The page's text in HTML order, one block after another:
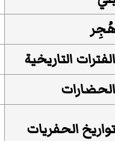
هُجِر
الفترات التاريخية
الحضارات
تواريخ الحفريات